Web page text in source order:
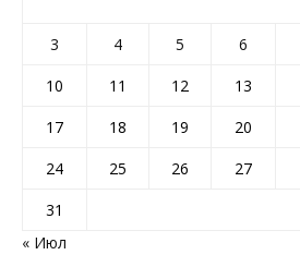
3
4 5 6
10
11 12 13
17
18 19 20
24
25 26 27
31
« Июл